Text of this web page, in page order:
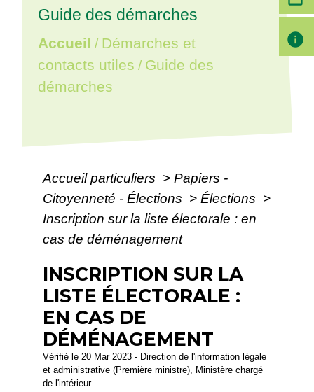
Guide des démarches
Accueil / Démarches et
contacts utiles / Guide des
démarches
Accueil particuliers > Papiers -
Citoyenneté - Élections > Élections >
Inscription sur la liste électorale : en
cas de déménagement
INSCRIPTION SUR LA
LISTE ÉLECTORALE :
EN CAS DE
DÉMÉNAGEMENT
Vérifié le 20 Mar 2023 - Direction de l'information légale
et administrative (Première ministre), Ministère chargé
de l'intérieur
info